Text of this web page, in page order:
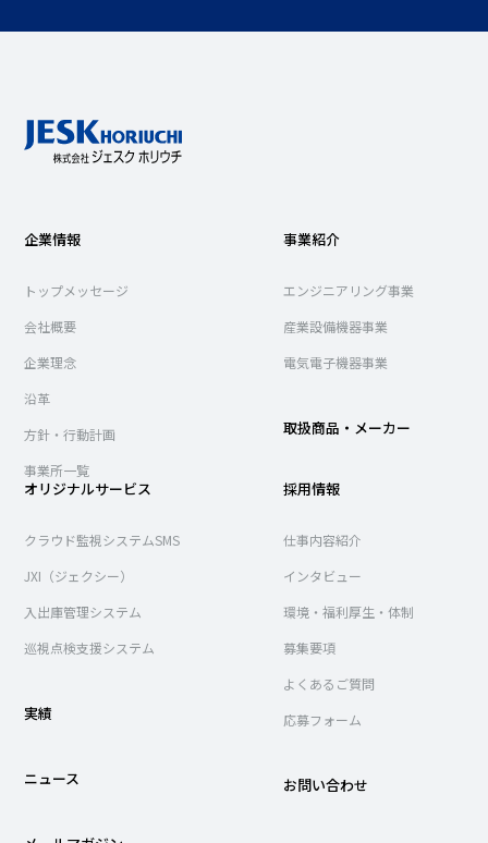
企業情報
トップメッセージ
会社概要
企業理念
沿革
方針・行動計画
事業所一覧
事業紹介
エンジニアリング事業
産業設備機器事業
電気電子機器事業
取扱商品・メーカー
オリジナルサービス
クラウド監視システムSMS
JXI（ジェクシー）
入出庫管理システム
巡視点検支援システム
実績
ニュース
採用情報
仕事内容紹介
インタビュー
環境・福利厚生・体制
募集要項
よくあるご質問
応募フォーム
お問い合わせ